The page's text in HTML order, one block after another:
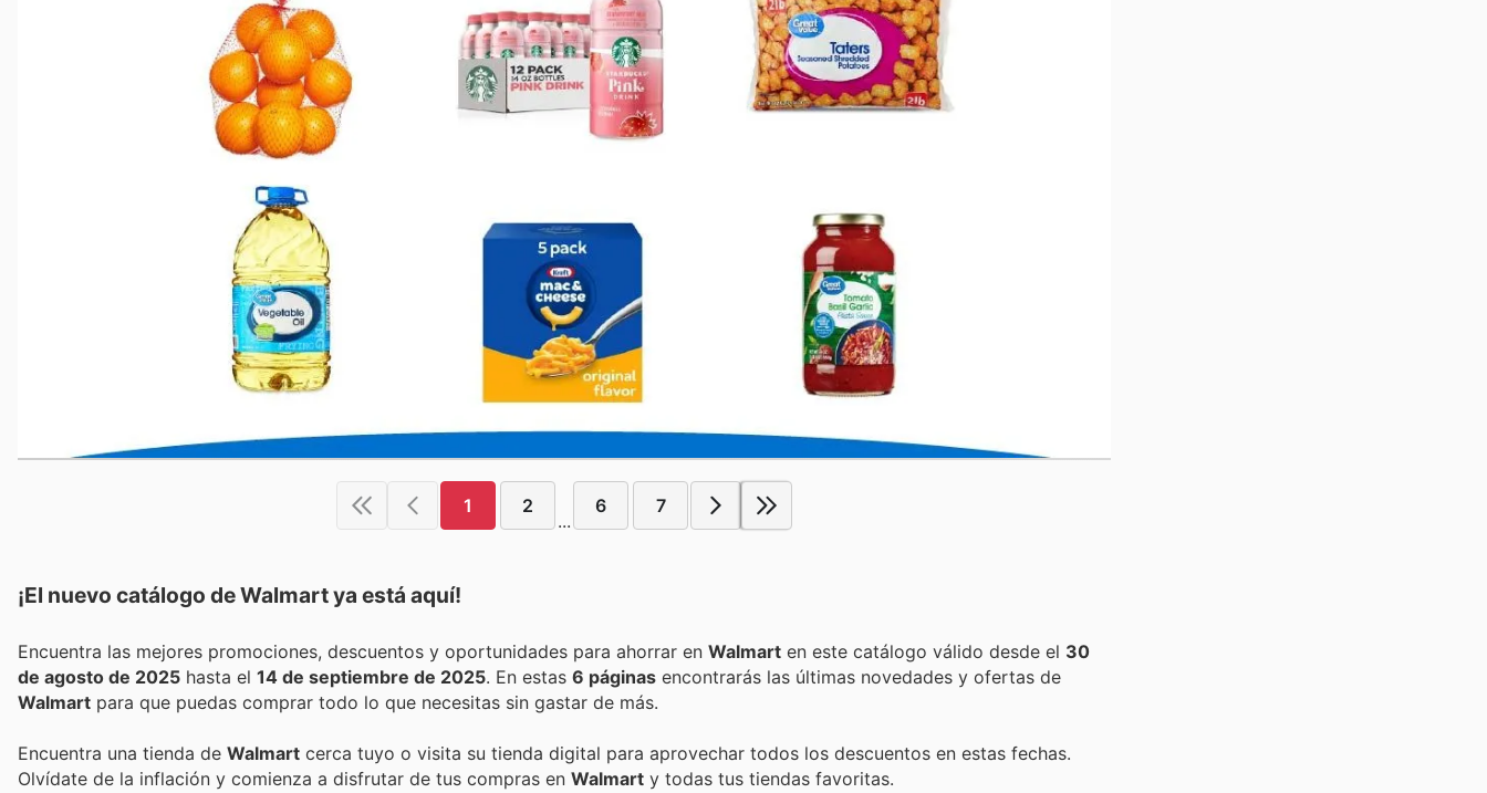
1 2
...
6 7
¡El nuevo catálogo deWalmartya está aquí!
Encuentra las mejores promociones, descuentos y oportunidades para ahorrar en Walmart en este catálogo válido desde el 30
de agosto de 2025 hasta el 14 de septiembre de 2025 . En estas 6 páginas encontrarás las últimas novedades y ofertas de
Walmart para que puedas comprar todo lo que necesitas sin gastar de más.
Encuentra una tienda de Walmart cerca tuyo o visita su tienda digital para aprovechar todos los descuentos en estas fechas.
Olvídate de la inflación y comienza a disfrutar de tus compras en Walmart y todas tus tiendas favoritas.